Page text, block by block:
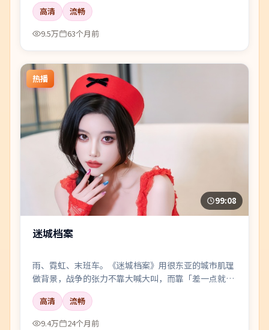
高清
流畅
9.5万
63个月前
热播
99:08
迷城档案
雨、霓虹、末班车。《迷城档案》用很东亚的城市肌理
做背景，战争的张力不靠大喊大叫，而靠「差一点就说
出口」的沉默。
高清
流畅
9.4万
24个月前